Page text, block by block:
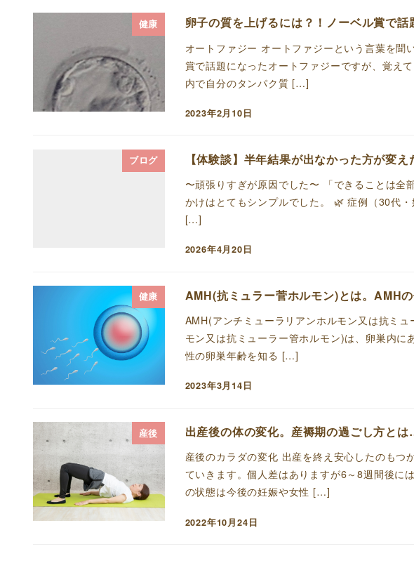
健康 卵子の質を上げるには？！ノーベル賞で
オートファジー オートファジーという言葉を
賞で話題になったオートファジーですが、覚え
内で自分のタンパク質 […]
投稿日
2023年2月10日
ブログ 【体験談】半年結果が出なかった方が変
〜頑張りすぎが原因でした〜 「できることは
かけはとてもシンプルでした。 🌿 症例（30代
[…]
投稿日
2026年4月20日
健康 AMH(抗ミュラー菅ホルモン)とは。AMH
AMH(アンチミューラリアンホルモン又は抗ミ
モン又は抗ミューラー管ホルモン)は、卵巣内
性の卵巣年齢を知る […]
投稿日
2023年3月14日
産後 出産後の体の変化。産褥期の過ごし方と
産後のカラダの変化 出産を終え安心したのもつ
ていきます。個人差はありますが6～8週間後に
の状態は今後の妊娠や女性 […]
投稿日
2022年10月24日